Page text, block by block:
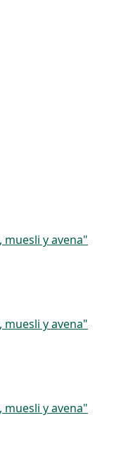
y avena"
y avena"
y avena"